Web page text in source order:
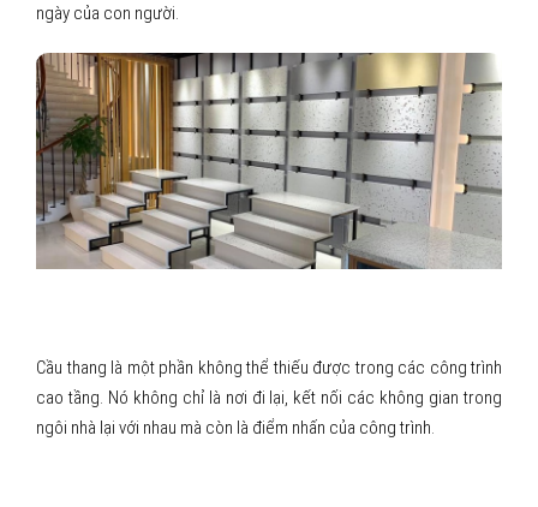
ngày của con người.
Cầu thang là một phần không thể thiếu được trong các công trình
cao tầng. Nó không chỉ là nơi đi lại, kết nối các không gian trong
ngôi nhà lại với nhau mà còn là điểm nhấn của công trình.